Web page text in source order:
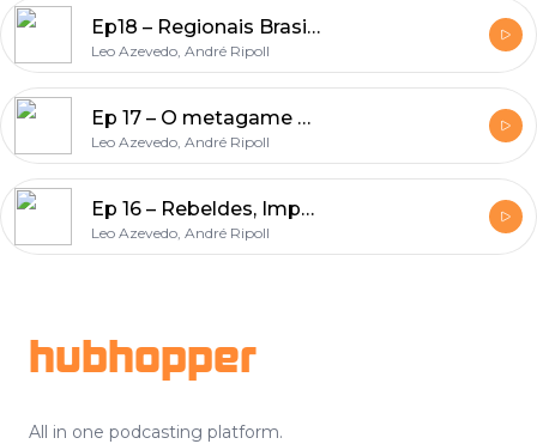
Ep18 – Regionais Brasileiros 2017
Leo Azevedo, André Ripoll
Ep 17 – O metagame de cada wave
Leo Azevedo, André Ripoll
Ep 16 – Rebeldes, Imperiais ou Scum?
Leo Azevedo, André Ripoll
hubhopper
All in one podcasting platform.